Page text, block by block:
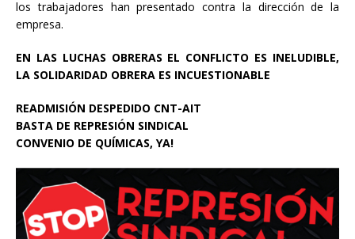
los trabajadores han presentado contra la dirección de la
empresa.
EN LAS LUCHAS OBRERAS EL CONFLICTO ES INELUDIBLE,
LA SOLIDARIDAD OBRERA ES INCUESTIONABLE
READMISIÓN DESPEDIDO CNT-AIT
BASTA DE REPRESIÓN SINDICAL
CONVENIO DE QUÍMICAS, YA!